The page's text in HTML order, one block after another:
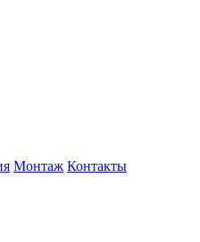
Монтаж Контакты